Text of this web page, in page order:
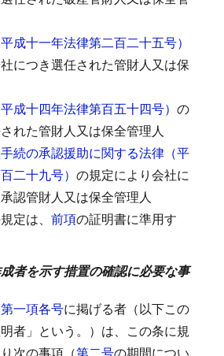
成十一年法律第二百二十五号）
につき選任された管財人又は保
成十四年法律第百五十四号） の
れた管財人又は保全管理人
続の承認援助に関する法律（平
二十九号） の規定により会社に
認管財人又は保全管理人
定は、 前項の証明書に準用す
成者を示す措置の確認に必要な事
一項各号に掲げる者（以下この
者」という。）は、この条に規